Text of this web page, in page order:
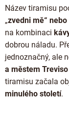
Lámaná
Narozeniny
Ořechový
Návrat do
Valentýn ❤
Vánoční
JANEK
Čokoládová
Čokoládové
Čokoládové
Cibulové
Proteinová
Kakaové boby
Kakaové
Kakaová
Čokoládové
Kakaové nibsy
Název tiramisu
„zvedni mě“ nebo
na kombinaci
dobrou náladu.
jednoznačný, ale
a městem
tiramisu začala
minulého století.